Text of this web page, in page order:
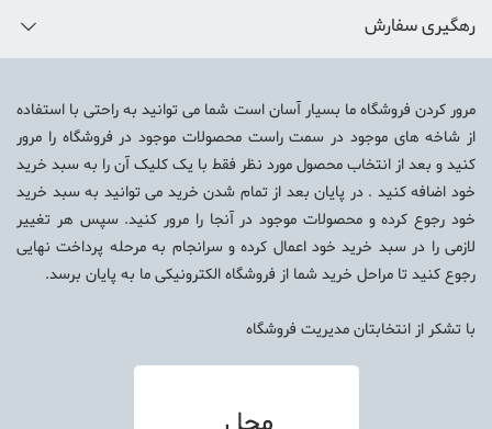
رهگیری سفارش
مرور کردن فروشگاه ما بسیار آسان است شما می توانید به راحتی با استفاده
از شاخه های موجود در سمت راست محصولات موجود در فروشگاه را مرور
کنید و بعد از انتخاب محصول مورد نظر فقط با یک کلیک آن را به سبد خرید
خود اضافه کنید . در پایان بعد از تمام شدن خرید می توانید به سبد خرید
خود رجوع کرده و محصولات موجود در آنجا را مرور کنید. سپس هر تغییر
لازمی را در سبد خرید خود اعمال کرده و سرانجام به مرحله پرداخت نهایی
رجوع کنید تا مراحل خرید شما از فروشگاه الکترونیکی ما به پایان برسد.
با تشکر از انتخابتانمدیریت فروشگاه